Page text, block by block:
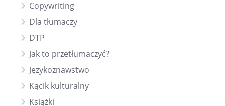
Copywriting
Dla tłumaczy
DTP
Jak to przetłumaczyć?
Językoznawstwo
Kącik kulturalny
Książki